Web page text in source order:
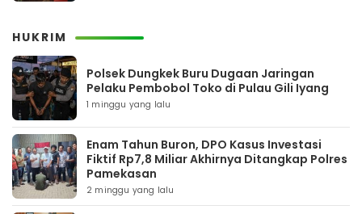
HUKRIM
Polsek Dungkek Buru Dugaan Jaringan
Pelaku Pembobol Toko di Pulau Gili Iyang
1 minggu yang lalu
Enam Tahun Buron, DPO Kasus Investasi
Fiktif Rp7,8 Miliar Akhirnya Ditangkap Polres
Pamekasan
2 minggu yang lalu